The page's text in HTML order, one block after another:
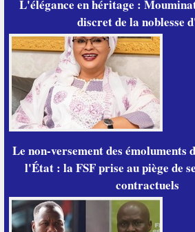
L'élégance en héritage :
discret de la noblesse
Le non-versement des émoluments
l'État : la FSF prise au piège de
contractuels